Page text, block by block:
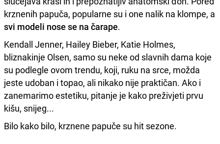
krznenih papuča, popularne su i one nalik na klompe, a
svi modeli nose se na čarape.
Kendall Jenner, Hailey Bieber, Katie Holmes,
bliznakinje Olsen, samo su neke od slavnih dama koje
su podlegle ovom trendu, koji, ruku na srce, možda
jeste udoban i topao, ali nikako nije praktičan. Ako i
zanemarimo estetiku, pitanje je kako preživjeti prvu
kišu, snijeg...
Bilo kako bilo, krznene papuče su hit sezone.